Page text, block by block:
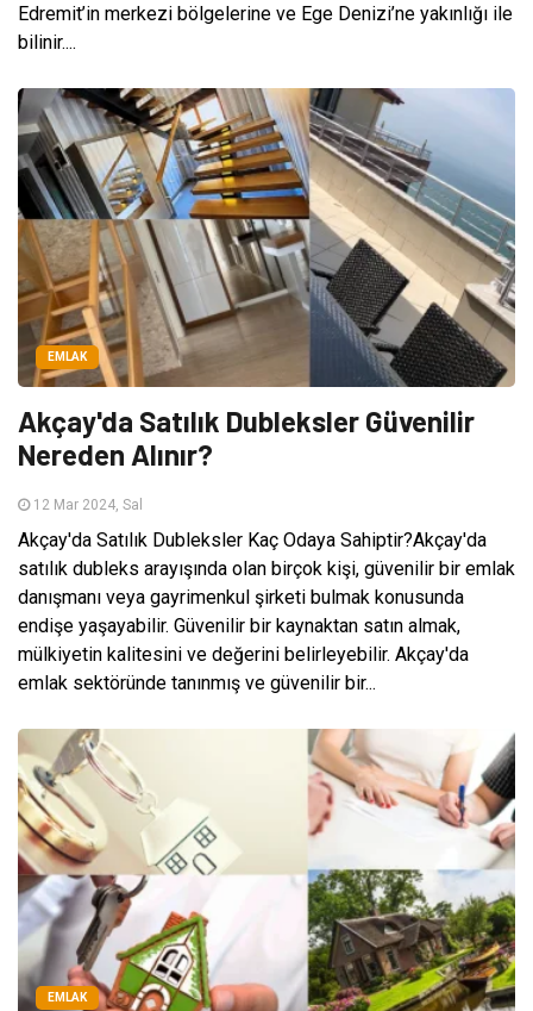
Edremit’in merkezi bölgelerine ve Ege Denizi’ne yakınlığı ile
bilinir....
EMLAK
Akçay'da Satılık Dubleksler Güvenilir
Nereden Alınır?
12 Mar 2024, Sal
Akçay'da Satılık Dubleksler Kaç Odaya Sahiptir?Akçay'da
satılık dubleks arayışında olan birçok kişi, güvenilir bir emlak
danışmanı veya gayrimenkul şirketi bulmak konusunda
endişe yaşayabilir. Güvenilir bir kaynaktan satın almak,
mülkiyetin kalitesini ve değerini belirleyebilir. Akçay'da
emlak sektöründe tanınmış ve güvenilir bir...
EMLAK